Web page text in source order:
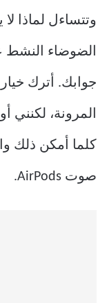
وتتساءل لماذا
جوابك. أترك
المرونة، لكنني
كلما أمكن ذلك
صوت AirPods.